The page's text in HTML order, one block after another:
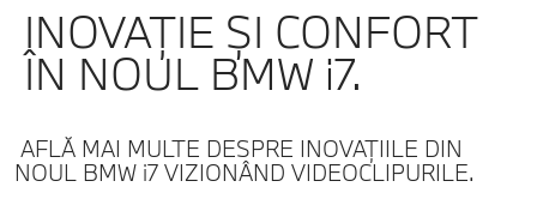
INOVAŢIE ŞI CONFORT
ÎN NOUL BMW i7.
AFLĂ MAI MULTE DESPRE INOVAŢIILE DIN
NOUL BMW i7 VIZIONÂND VIDEOCLIPURILE.